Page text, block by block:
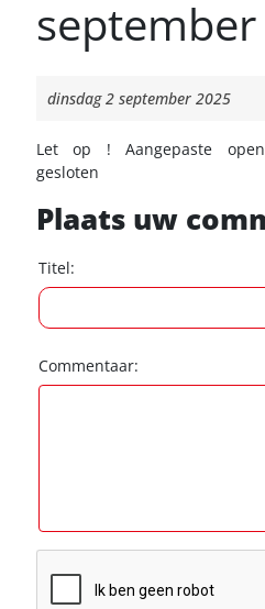
dinsdag 2 september 2025
Let op ! Aangepaste
gesloten
Plaats uw
Titel:
Commentaar: